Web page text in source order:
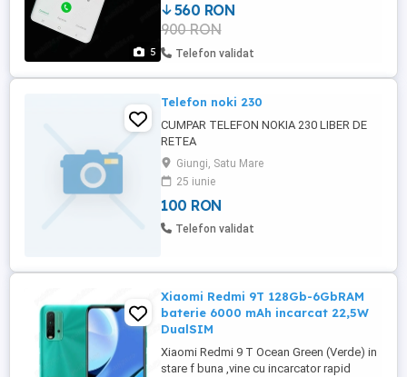
5
560 RON
900 RON
Telefon validat
Telefon noki 230
CUMPAR TELEFON NOKIA 230 LIBER DE
RETEA
Giungi, Satu Mare
25 iunie
100 RON
Telefon validat
Xiaomi Redmi 9T 128Gb-6GbRAM
baterie 6000 mAh incarcat 22,5W
DualSIM
Xiaomi Redmi 9 T Ocean Green (Verde) in
stare f buna ,vine cu incarcator rapid